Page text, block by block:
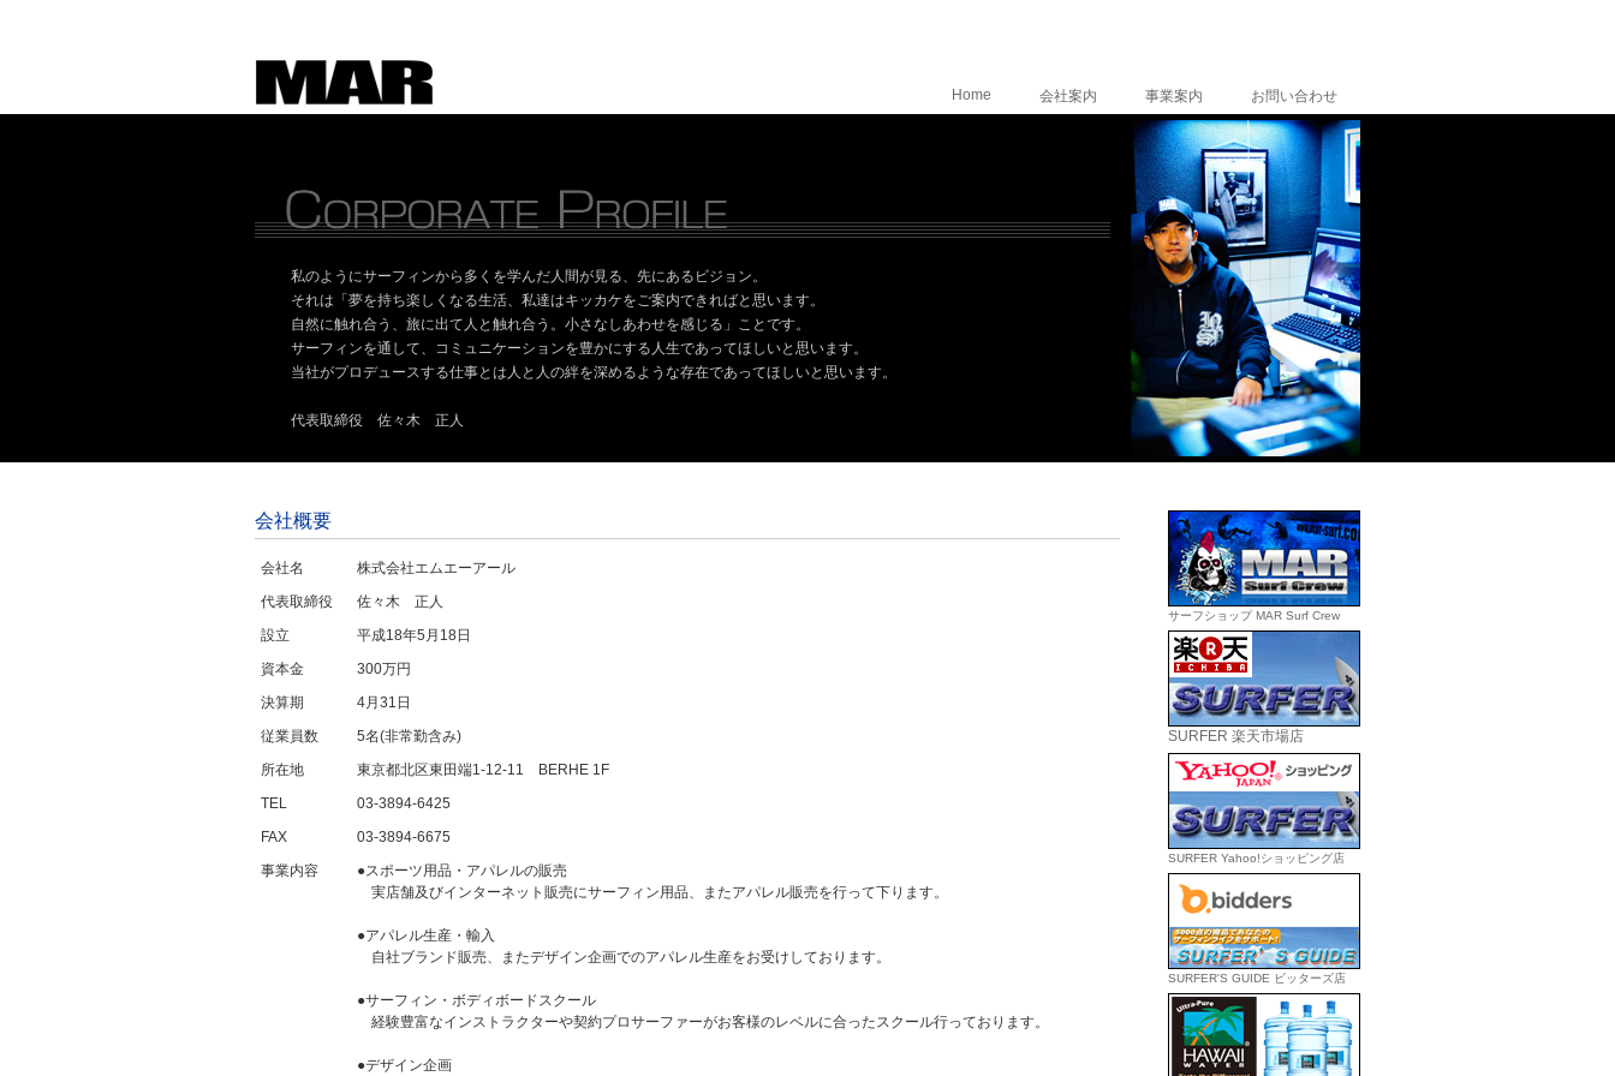
Home 会社案内 事業案内 お問い合わせ
私のようにサーフィンから多くを学んだ人間が見る、先にあるビジョン。
それは「夢を持ち楽しくなる生活、私達はキッカケをご案内できればと思います。
自然に触れ合う、旅に出て人と触れ合う。小さなしあわせを感じる」ことです。
サーフィンを通して、コミュニケーションを豊かにする人生であってほしいと思います。
当社がプロデュースする仕事とは人と人の絆を深めるような存在であってほしいと思います。
代表取締役 佐々木 正人
会社概要
会社名
株式会社エムエーアール
代表取締役
佐々木 正人
設立
平成18年5月18日
資本金
300万円
決算期
4月31日
従業員数
5名(非常勤含み)
所在地
東京都北区東田端1-12-11 BERHE 1F
TEL
03-3894-6425
FAX
03-3894-6675
事業内容
●スポーツ用品・アパレルの販売
実店舗及びインターネット販売にサーフィン用品、またアパレル販売を行って下ります。
●アパレル生産・輸入
自社ブランド販売、またデザイン企画でのアパレル生産をお受けしております。
●サーフィン・ボディボードスクール
経験豊富なインストラクターや契約プロサーファーがお客様のレベルに合ったスクール行っております。
●デザイン企画
サーフショップ MAR Surf Crew
SURFER 楽天市場店
SURFER Yahoo!ショッピング店
SURFER'S GUIDE ビッターズ店